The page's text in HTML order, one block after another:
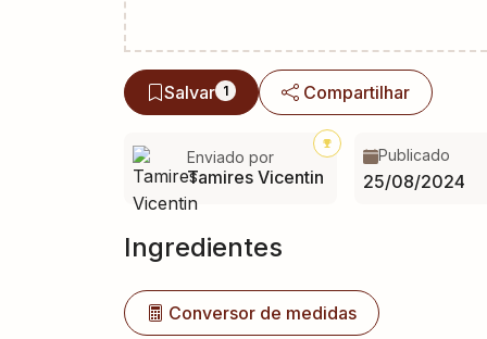
Salvar 1 Compartilhar
Enviado por
Tamires Vicentin
Publicado
25/08/2024
Ingredientes
Conversor de medidas